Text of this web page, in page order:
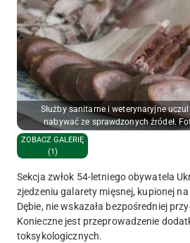
Służby sanitarne i weterynaryjne
nabywać ze sprawdzonych źródeł.
ZOBACZ GALERIĘ
(1)
Sekcja zwłok 54-letniego obywatela
zjedzeniu galarety mięsnej, kupionej
Dębie, nie wskazała bezpośredniej
Konieczne jest przeprowadzenie
toksykologicznych.